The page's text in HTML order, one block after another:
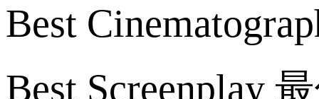
Best
Best Screenplay